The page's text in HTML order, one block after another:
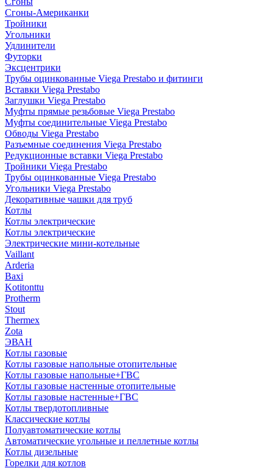
Сгоны-Американки
Тройники
Угольники
Удлинители
Футорки
Эксцентрики
Трубы оцинкованные Viega Prestabo и фитинги
Вставки Viega Prestabo
Заглушки Viega Prestabo
Муфты прямые резьбовые Viega Prestabo
Муфты соединительные Viega Prestabo
Обводы Viega Prestabo
Разъемные соединения Viega Prestabo
Редукционные вставки Viega Prestabo
Тройники Viega Prestabo
Трубы оцинкованные Viega Prestabo
Угольники Viega Prestabo
Декоративные чашки для труб
Котлы
Котлы электрические
Котлы электрические
Электрические мини-котельные
Vaillant
Arderia
Baxi
Kotitonttu
Protherm
Stout
Thermex
Zota
ЭВАН
Котлы газовые
Котлы газовые напольные отопительные
Котлы газовые напольные+ГВС
Котлы газовые настенные отопительные
Котлы газовые настенные+ГВС
Котлы твердотопливные
Классические котлы
Полуавтоматические котлы
Автоматические угольные и пеллетные котлы
Котлы дизельные
Горелки для котлов